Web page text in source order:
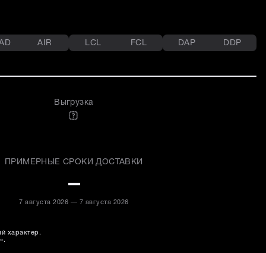
AIR LCL FCL DAP DDP
Выгрузка
ПРИМЕРНЫЕ СРОКИ ДОСТАВКИ
–
7 августа 2026 — 7 августа 2026
характер.